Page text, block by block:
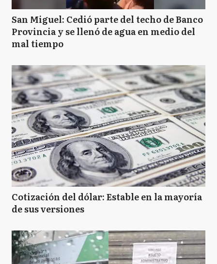
San Miguel: Cedió parte del techo de Banco
Provincia y se llenó de agua en medio del
mal tiempo
Cotización del dólar: Estable en la mayoría
de sus versiones